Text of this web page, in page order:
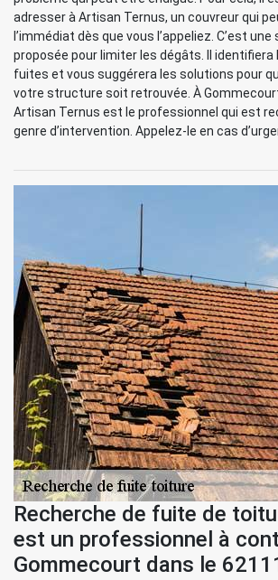
adresser à Artisan Ternus, un couvreur qui
l’immédiat dès que vous l’appeliez. C’est
proposée pour limiter les dégâts. Il identifiera
fuites et vous suggérera les solutions pour
votre structure soit retrouvée. À
Artisan Ternus est le professionnel qui est
genre d’intervention. Appelez-le en cas
Recherche de fuite de
est un professionnel à
Gommecourt dans le